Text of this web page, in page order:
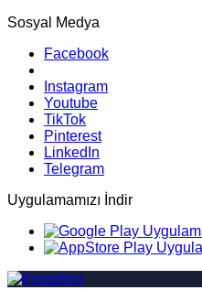
Sosyal Medya
Facebook
Instagram
Youtube
TikTok
Pinterest
LinkedIn
Telegram
Uygulamamızı İndir